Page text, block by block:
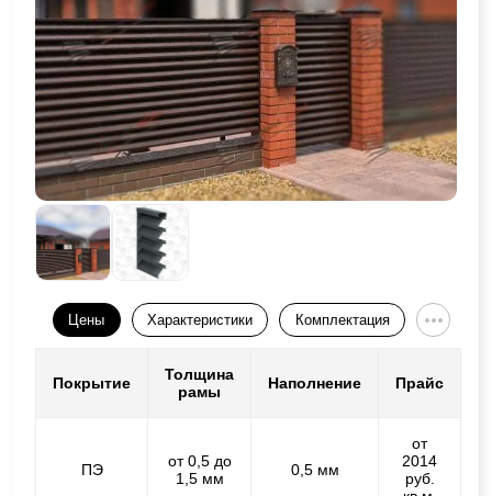
Цены Характеристики Комплектация
Покрытие
Толщина
рамы
Наполнение Прайс
ПЭ
от 0,5 до
1,5 мм
0,5 мм
от
2014
руб.